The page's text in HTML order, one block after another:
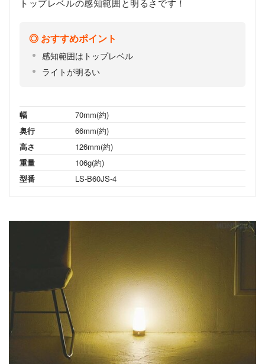
トップレベルの感知範囲と明るさです！
おすすめポイント
感知範囲はトップレベル
ライトが明るい
幅
70mm(約)
奥行
66mm(約)
高さ
126mm(約)
重量
106g(約)
型番
LS-B60JS-4